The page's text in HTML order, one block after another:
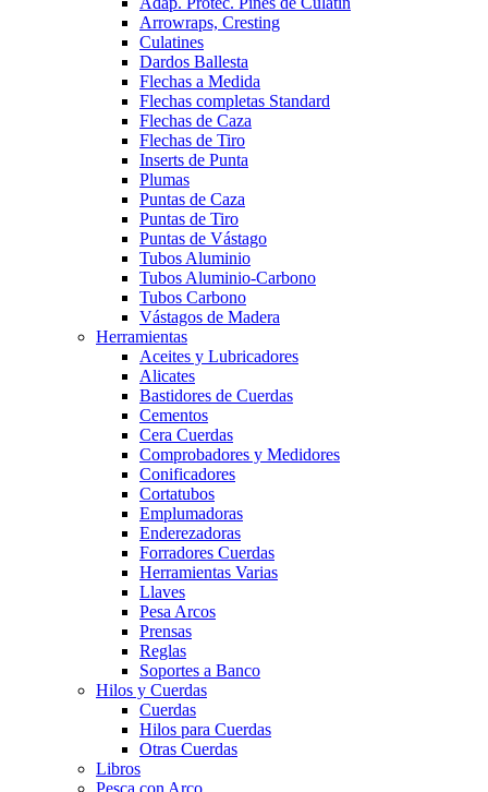
Arrowraps, Cresting
Culatines
Dardos Ballesta
Flechas a Medida
Flechas completas Standard
Flechas de Caza
Flechas de Tiro
Inserts de Punta
Plumas
Puntas de Caza
Puntas de Tiro
Puntas de Vástago
Tubos Aluminio
Tubos Aluminio-Carbono
Tubos Carbono
Vástagos de Madera
Herramientas
Aceites y Lubricadores
Alicates
Bastidores de Cuerdas
Cementos
Cera Cuerdas
Comprobadores y Medidores
Conificadores
Cortatubos
Emplumadoras
Enderezadoras
Forradores Cuerdas
Herramientas Varias
Llaves
Pesa Arcos
Prensas
Reglas
Soportes a Banco
Hilos y Cuerdas
Cuerdas
Hilos para Cuerdas
Otras Cuerdas
Libros
Pesca con Arco